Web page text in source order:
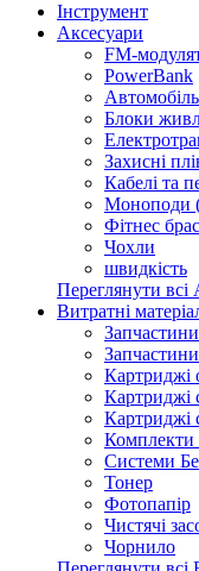
Інструмент
Аксесуари
FM-
PowerBank
Блоки
Захисні
Кабелі та
Моноподи
Фітнес
Чохли
швидкість
Переглянути всі
Витратні
Картриджі
Картриджі
Картриджі
Комплекти
Системи
Тонер
Фотопапір
Чистячі
Чорнило